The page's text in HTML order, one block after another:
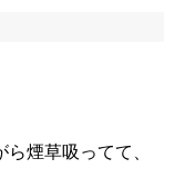
煙草吸ってて、